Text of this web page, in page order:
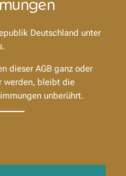
Deutschland unter
dieser AGB ganz oder
werden, bleibt die
unberührt.